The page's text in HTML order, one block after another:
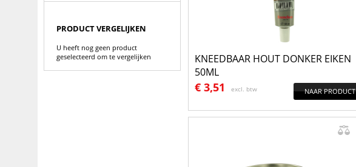
PRODUCT VERGELIJKEN
U heeft nog geen product
geselecteerd om te vergelijken
KNEEDBAAR HOUT DONKER EIKEN
50ML
€ 3,51 excl. btw NAAR PRODUCT